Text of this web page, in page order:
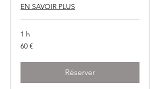
EN SAVOIR PLUS
1 h
60
euros
60 €
Réserver